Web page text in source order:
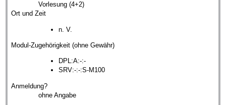
Vorlesung (4+2)
Ort und Zeit
n. V.
Modul-Zugehörigkeit (ohne Gewähr)
DPL:A:-:-
SRV:-:-:S-M100
Anmeldung?
ohne Angabe